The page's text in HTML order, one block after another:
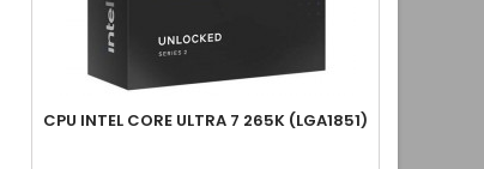
CPU INTEL CORE ULTRA 7 265K (LGA1851)